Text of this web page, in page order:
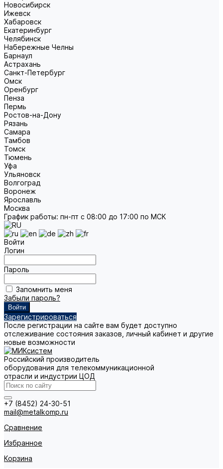
Новосибирск
Ижевск
Хабаровск
Екатеринбург
Челябинск
Набережные Челны
Барнаул
Астрахань
Санкт-Петербург
Омск
Оренбург
Пенза
Пермь
Ростов-на-Дону
Рязань
Самара
Тамбов
Томск
Тюмень
Уфа
Ульяновск
Волгоград
Воронеж
Ярославль
Москва
График работы: пн-пт с 08:00 до 17:00 по МСК
Войти
Логин
Пароль
Запомнить меня
Забыли пароль?
Зарегистрироваться
После регистрации на сайте вам будет доступно
отслеживание состояния заказов, личный кабинет и другие
новые возможности
Российский производитель
оборудования для телекоммуникационной
отрасли и индустрии ЦОД
+7 (8452) 24-30-51
mail@metalkomp.ru
Сравнение
Избранное
Корзина